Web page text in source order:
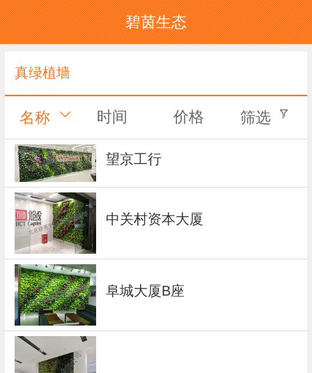
碧茵生态
真绿植墙
名称 时间 价格 筛选
望京工行
中关村资本大厦
阜城大厦B座